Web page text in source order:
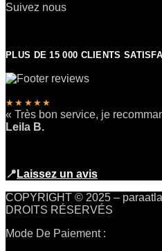
Suivez nous
PLUS DE 15 000 CLIENTS
★★★★★
« Très bon service, je
Leila B.
📍 Laissez un avis
COPYRIGHT © 2025 –
DROITS RÉSERVÉS
Mode De Paiement :